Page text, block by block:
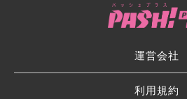
運営会社
利用規約